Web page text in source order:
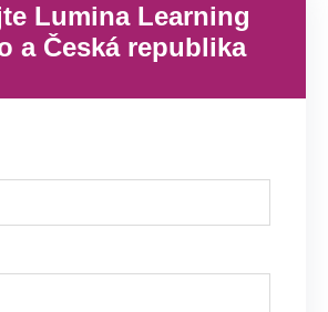
Lumina Learning
a Česká republika